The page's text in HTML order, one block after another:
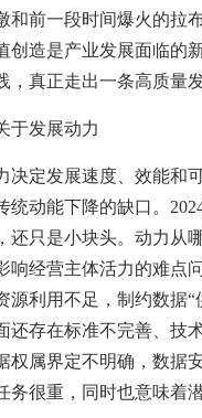
和前一段时间爆火的拉
创造是产业发展面临的
，真正走出一条高质量
于发展动力
决定发展速度、效能和
统动能下降的缺口。
还只是小块头。动力从
响经营主体活力的难点
源利用不足，制约数据
还存在标准不完善、技
权属界定不明确，数据
务很重，同时也意味着